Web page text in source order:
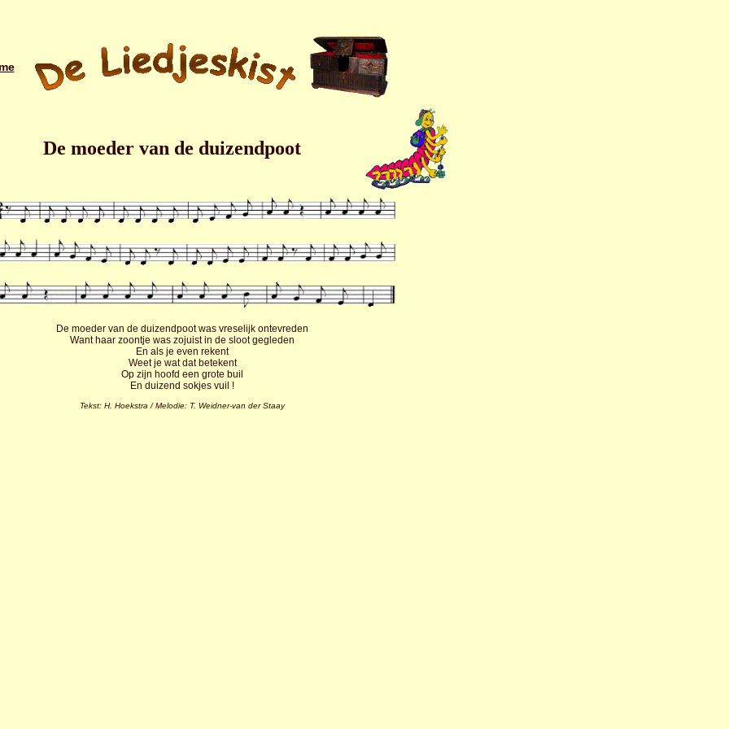
De moeder van de duizendpoot
De moeder van de duizendpoot was vreselijk ontevreden
Want haar zoontje was zojuist in de sloot gegleden
En als je even rekent
Weet je wat dat betekent
Op zijn hoofd een grote buil
En duizend sokjes vuil !
Tekst: H. Hoekstra / Melodie: T. Weidner-van der Staay